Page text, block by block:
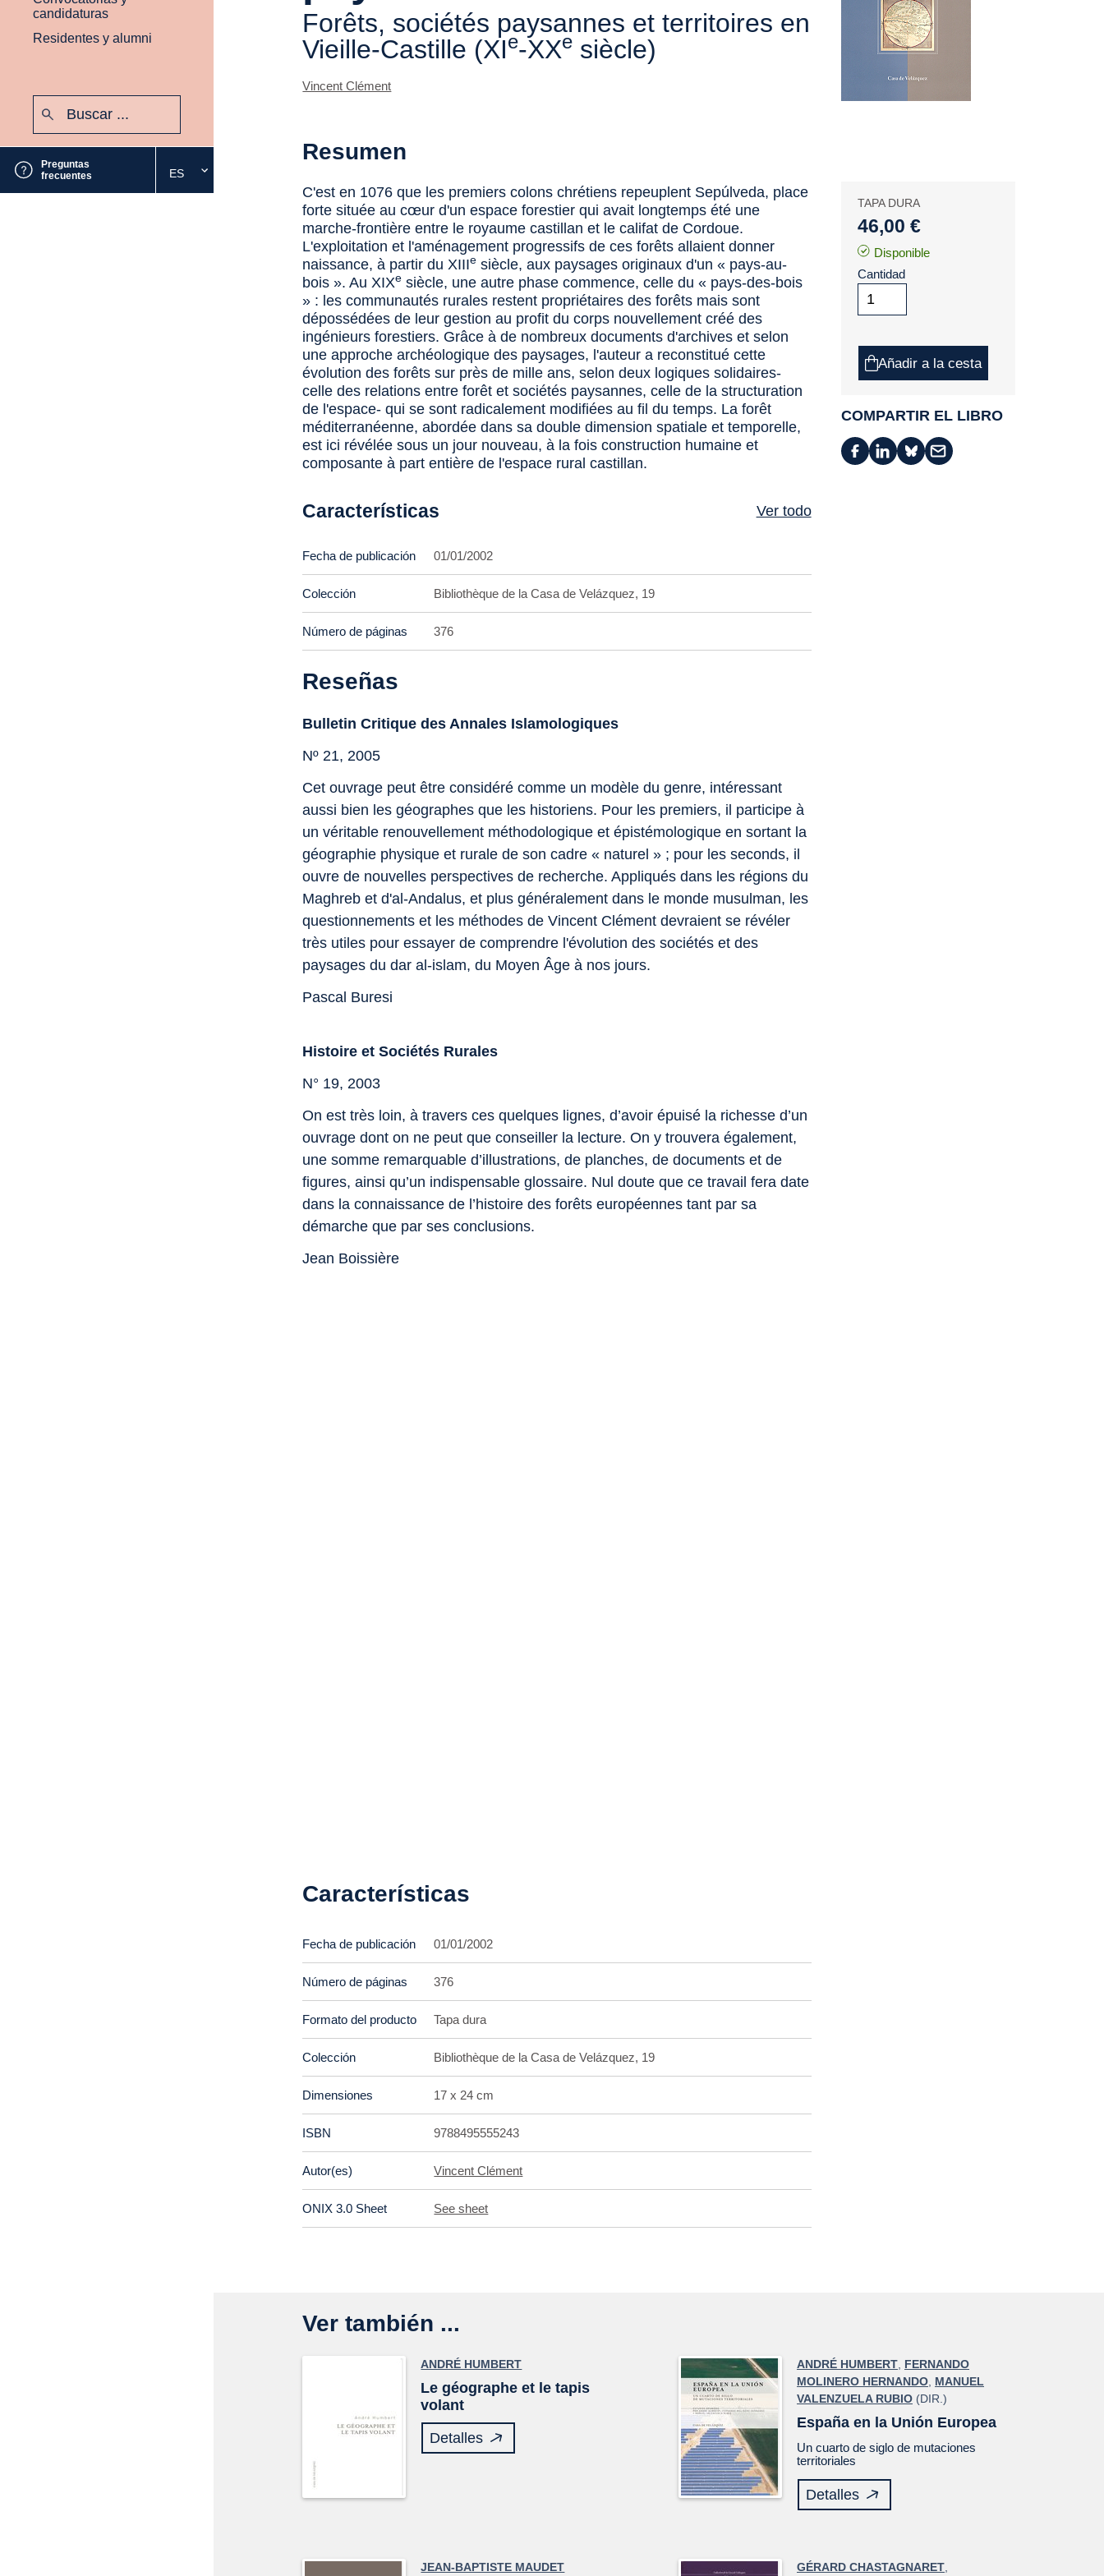
candidaturas
Residentes y alumni
Preguntas
frecuentes
Seleccione
el
ES
Forêts, sociétés paysannes et territoires en
Vieille-Castille (XIe-XXe siècle)
Vincent Clément
Resumen
C'est en 1076 que les premiers colons chrétiens repeuplent Sepúlveda, place
forte située au cœur d'un espace forestier qui avait longtemps été une
marche-frontière entre le royaume castillan et le califat de Cordoue.
L'exploitation et l'aménagement progressifs de ces forêts allaient donner
naissance, à partir du XIIIe siècle, aux paysages originaux d'un « pays-au-
bois ». Au XIXe siècle, une autre phase commence, celle du « pays-des-bois
» : les communautés rurales restent propriétaires des forêts mais sont
dépossédées de leur gestion au profit du corps nouvellement créé des
ingénieurs forestiers. Grâce à de nombreux documents d'archives et selon
une approche archéologique des paysages, l'auteur a reconstitué cette
évolution des forêts sur près de mille ans, selon deux logiques solidaires-
celle des relations entre forêt et sociétés paysannes, celle de la structuration
de l'espace- qui se sont radicalement modifiées au fil du temps. La forêt
méditerranéenne, abordée dans sa double dimension spatiale et temporelle,
est ici révélée sous un jour nouveau, à la fois construction humaine et
composante à part entière de l'espace rural castillan.
Características Ver todo
Fecha de publicación 01/01/2002
Colección Bibliothèque de la Casa de Velázquez, 19
Número de páginas 376
Reseñas
Bulletin Critique des Annales Islamologiques
Nº 21, 2005
Cet ouvrage peut être considéré comme un modèle du genre, intéressant
aussi bien les géographes que les historiens. Pour les premiers, il participe à
un véritable renouvellement méthodologique et épistémologique en sortant la
géographie physique et rurale de son cadre « naturel » ; pour les seconds, il
ouvre de nouvelles perspectives de recherche. Appliqués dans les régions du
Maghreb et d'al-Andalus, et plus généralement dans le monde musulman, les
questionnements et les méthodes de Vincent Clément devraient se révéler
très utiles pour essayer de comprendre l'évolution des sociétés et des
paysages du dar al-islam, du Moyen Âge à nos jours.
Pascal Buresi
Histoire et Sociétés Rurales
N° 19, 2003
On est très loin, à travers ces quelques lignes, d’avoir épuisé la richesse d’un
ouvrage dont on ne peut que conseiller la lecture. On y trouvera également,
une somme remarquable d’illustrations, de planches, de documents et de
figures, ainsi qu’un indispensable glossaire. Nul doute que ce travail fera date
dans la connaissance de l’histoire des forêts européennes tant par sa
démarche que par ses conclusions.
Jean Boissière
Características
Fecha de publicación 01/01/2002
Número de páginas 376
Formato del producto Tapa dura
Colección Bibliothèque de la Casa de Velázquez, 19
Dimensiones 17 x 24 cm
ISBN 9788495555243
Autor(es) Vincent Clément
ONIX 3.0 Sheet See sheet
TAPA DURA
46,00 €
Disponible
Cantidad
Añadir a la cesta
COMPARTIR EL LIBRO
Ver también ...
ANDRÉ HUMBERT
Le géographe et le tapis
volant
Detalles
ANDRÉ HUMBERT FERNANDO
MOLINERO HERNANDO MANUEL
VALENZUELA RUBIO (DIR.)
España en la Unión Europea
Un cuarto de siglo de mutaciones
territoriales
Detalles
JEAN-BAPTISTE MAUDET GÉRARD CHASTAGNARET